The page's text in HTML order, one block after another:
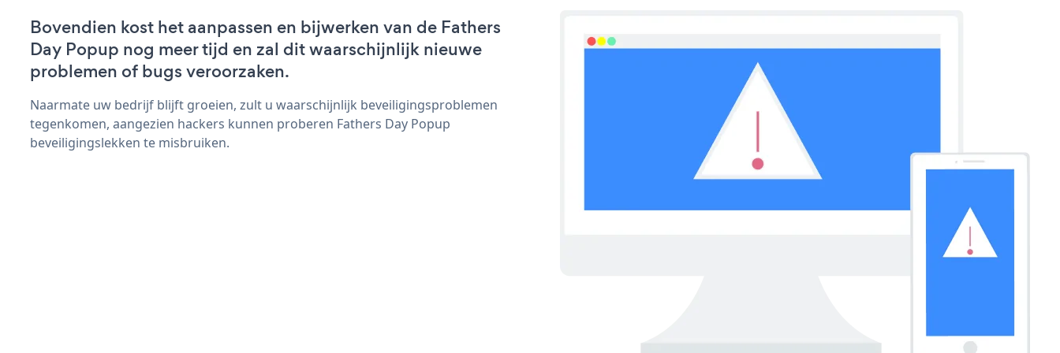
Bovendien kost het aanpassen en bijwerken van de Fathers
Day Popup nog meer tijd en zal dit waarschijnlijk nieuwe
problemen of bugs veroorzaken.
Naarmate uw bedrijf blijft groeien, zult u waarschijnlijk beveiligingsproblemen
tegenkomen, aangezien hackers kunnen proberen Fathers Day Popup
beveiligingslekken te misbruiken.